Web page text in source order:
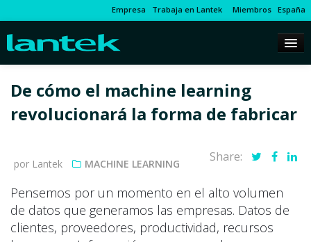
Empresa Trabaja en Lantek Miembros España
De cómo el machine learning
revolucionará la forma de fabricar
por Lantek MACHINE LEARNING Share:
Pensemos por un momento en el alto volumen
de datos que generamos las empresas. Datos de
clientes, proveedores, productividad, recursos